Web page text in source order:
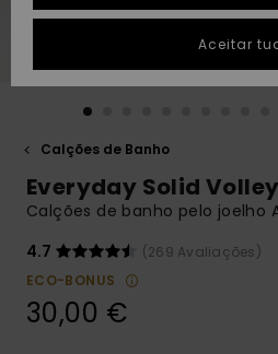
conversa
obteres a
resposta
conversa
Encontra
respostas
para as
PRESENTE
DESEJO
Calções de Banho
Everyday Solid
Calções de banho pelo joelho
4.7
(269 Avaliações)
ECO-BONUS
30,00 €
Aceitar